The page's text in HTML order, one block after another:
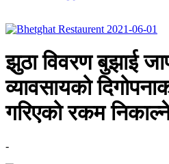
झुठा विवरण बुझाई
व्यावसायको
गरिएको रकम
-